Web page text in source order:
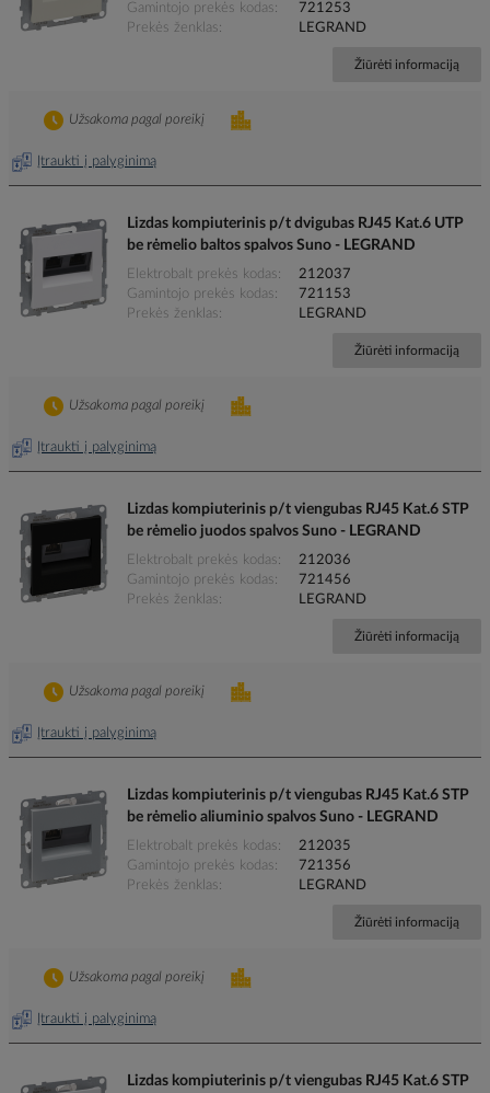
Gamintojo prekės kodas
721253
Prekės ženklas
LEGRAND
Žiūrėti informaciją
Įtraukti į palyginimą
Užsakoma pagal poreikį
Lizdas kompiuterinis p/t dvigubas RJ45 Kat.6 UTP
be rėmelio baltos spalvos Suno - LEGRAND
Elektrobalt prekės kodas
212037
Gamintojo prekės kodas
721153
Prekės ženklas
LEGRAND
Žiūrėti informaciją
Įtraukti į palyginimą
Užsakoma pagal poreikį
Lizdas kompiuterinis p/t viengubas RJ45 Kat.6 STP
be rėmelio juodos spalvos Suno - LEGRAND
Elektrobalt prekės kodas
212036
Gamintojo prekės kodas
721456
Prekės ženklas
LEGRAND
Žiūrėti informaciją
Įtraukti į palyginimą
Užsakoma pagal poreikį
Lizdas kompiuterinis p/t viengubas RJ45 Kat.6 STP
be rėmelio aliuminio spalvos Suno - LEGRAND
Elektrobalt prekės kodas
212035
Gamintojo prekės kodas
721356
Prekės ženklas
LEGRAND
Žiūrėti informaciją
Įtraukti į palyginimą
Užsakoma pagal poreikį
Lizdas kompiuterinis p/t viengubas RJ45 Kat.6 STP